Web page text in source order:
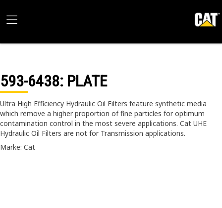
593-6438: PLATE
Ultra High Efficiency Hydraulic Oil Filters feature synthetic media
which remove a higher proportion of fine particles for optimum
contamination control in the most severe applications. Cat UHE
Hydraulic Oil Filters are not for Transmission applications.
Marke: Cat